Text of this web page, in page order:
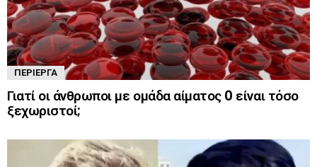
ΠΕΡΊΕΡΓΑ
Γιατί οι άνθρωποι με ομάδα αίματος 0 είναι τόσο
ξεχωριστοί;